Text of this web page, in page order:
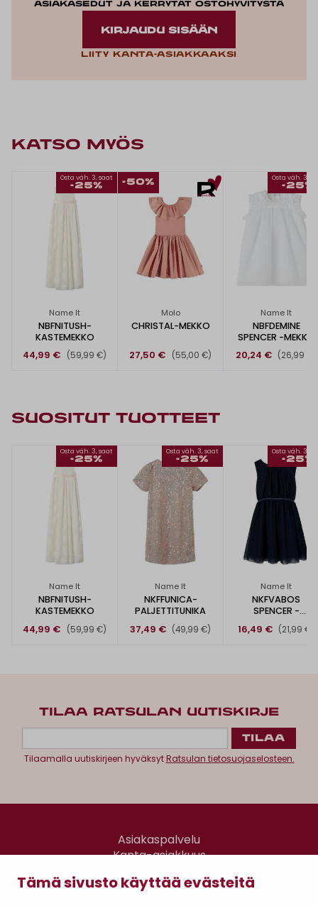
Tämä sivusto käyttää evästeitä
asiakasedut ja kerrytät ostohyvitystä
KIRJAUDU SISÄÄN
Liity kanta-asiakkaaksi
KATSO MYÖS
Osta väh. 3, saat
-25%
Name It
NBFNITUSH-
KASTEMEKKO
44,99 €
(59,99 €)
-50%
Molo
CHRISTAL-MEKKO
27,50 € (55,00 €)
Osta väh. 3,
-25%
Name It
NBFDEMINE
SPENCER -MEKKO
20,24 € (26,99 €)
SUOSITUT TUOTTEET
Osta väh. 3, saat
-25%
Name It
NBFNITUSH-
KASTEMEKKO
44,99 €
(59,99 €)
Osta väh. 3, saat
-25%
Name It
NKFFUNICA-
PALJETTITUNIKA
37,49 € (49,99 €)
Osta väh. 3,
-25%
Name It
NKFVABOS
SPENCER -
JUHLAMEKKO
16,49 € (21,99 €)
TILAA RATSULAN UUTISKIRJE
Tilaamalla uutiskirjeen hyväksytRatsulan tietosuojaselosteen.
Asiakaspalvelu
Kanta-asiakkuus
Gomee Ratsula Café